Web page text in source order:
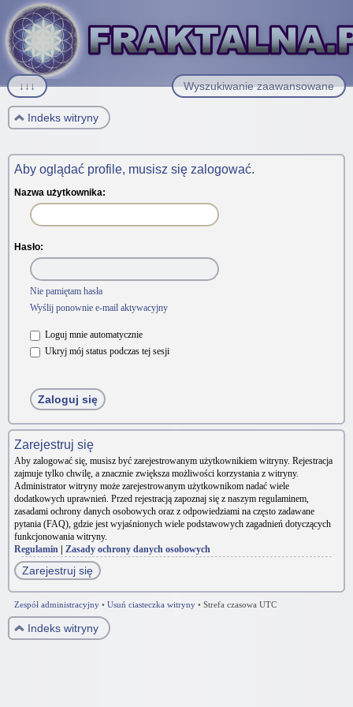
Wyszukiwanie zaawansowane
↓↓↓
Indeks witryny
Aby oglądać profile, musisz się zalogować.
Nazwa użytkownika:
Hasło:
Nie pamiętam hasła
Wyślij ponownie e-mail aktywacyjny
Loguj mnie automatycznie
Ukryj mój status podczas tej sesji
Zarejestruj się
Aby zalogować się, musisz być zarejestrowanym użytkownikiem witryny. Rejestracja
zajmuje tylko chwilę, a znacznie zwiększa możliwości korzystania z witryny.
Administrator witryny może zarejestrowanym użytkownikom nadać wiele
dodatkowych uprawnień. Przed rejestracją zapoznaj się z naszym regulaminem,
zasadami ochrony danych osobowych oraz z odpowiedziami na często zadawane
pytania (FAQ), gdzie jest wyjaśnionych wiele podstawowych zagadnień dotyczących
funkcjonowania witryny.
Regulamin
Zasady ochrony danych osobowych
Zarejestruj się
Zespół administracyjny • Usuń ciasteczka witryny • Strefa czasowa UTC
Indeks witryny